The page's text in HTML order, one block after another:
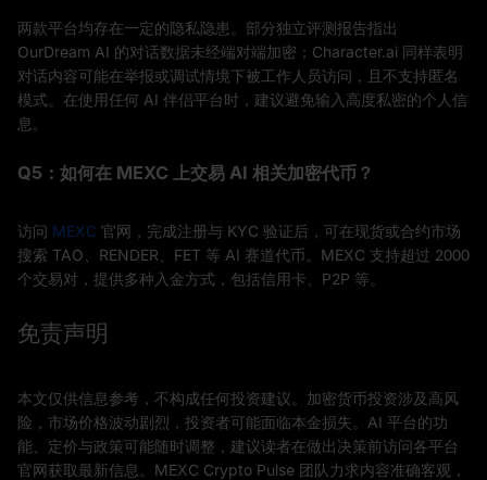
两款平台均存在一定的隐私隐患。部分独立评测报告指出
OurDream AI 的对话数据未经端对端加密；Character.ai 同样表明
对话内容可能在举报或调试情境下被工作人员访问，且不支持匿名
模式。在使用任何 AI 伴侣平台时，建议避免输入高度私密的个人信
息。
Q5：如何在 MEXC 上交易 AI 相关加密代币？
访问 MEXC 官网，完成注册与 KYC 验证后，可在现货或合约市场
搜索 TAO、RENDER、FET 等 AI 赛道代币。MEXC 支持超过 2000
个交易对，提供多种入金方式，包括信用卡、P2P 等。
免责声明
本文仅供信息参考，不构成任何投资建议。加密货币投资涉及高风
险，市场价格波动剧烈，投资者可能面临本金损失。AI 平台的功
能、定价与政策可能随时调整，建议读者在做出决策前访问各平台
官网获取最新信息。MEXC Crypto Pulse 团队力求内容准确客观，